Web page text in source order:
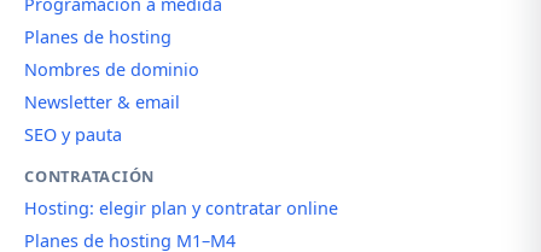
Programación a medida
Planes de hosting
Nombres de dominio
Newsletter & email
SEO y pauta
CONTRATACIÓN
Hosting: elegir plan y contratar online
Planes de hosting M1–M4